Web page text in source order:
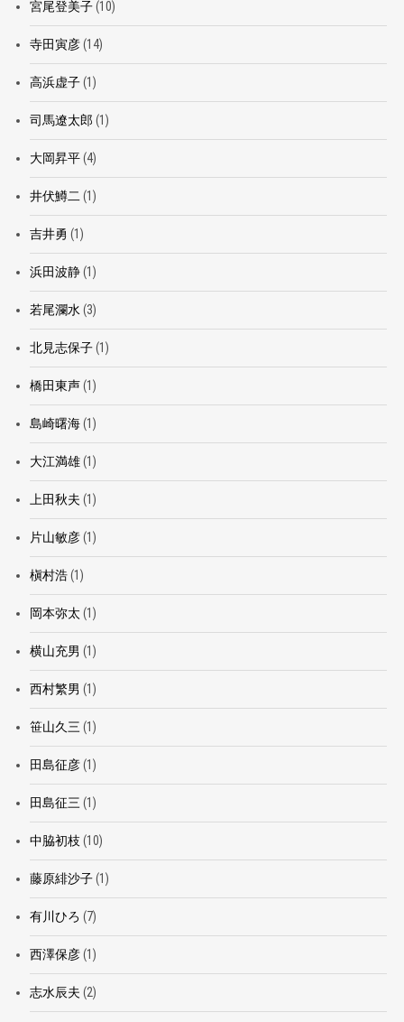
宮尾登美子(10)
寺田寅彦(14)
高浜虚子(1)
司馬遼太郎 (1)
大岡昇平(4)
井伏鱒二 (1)
吉井勇 (1)
浜田波静(1)
若尾瀾水 (3)
北見志保子(1)
橋田東声(1)
島崎曙海(1)
大江満雄(1)
上田秋夫 (1)
片山敏彦(1)
槇村浩(1)
岡本弥太 (1)
横山充男 (1)
西村繁男 (1)
笹山久三 (1)
田島征彦(1)
田島征三 (1)
中脇初枝 (10)
藤原緋沙子(1)
有川ひろ (7)
西澤保彦(1)
志水辰夫 (2)